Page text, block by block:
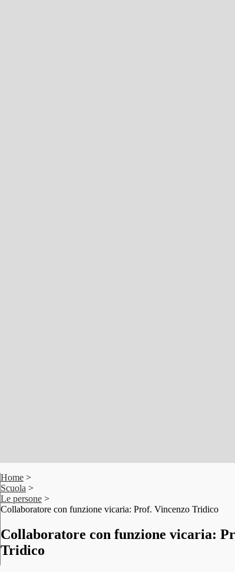
Home >
Scuola >
Le persone >
Collaboratore con funzione vicaria: Prof. Vincenzo Tridico
Collaboratore con funzione vicaria:
Tridico